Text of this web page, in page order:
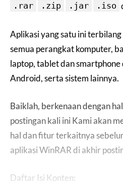
.rar .zip .jar .iso
Aplikasi yang satu ini
semua perangkat komputer,
laptop, tablet dan smartphone
Android, serta sistem lainnya.
Baiklah, berkenaan dengan
postingan kali ini Kami akan
hal dan fitur terkaitnya
aplikasi WinRAR di akhir
Daftar Isi Konten: